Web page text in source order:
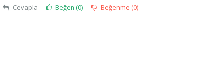
Cevapla Beğen (0) Beğenme (0)